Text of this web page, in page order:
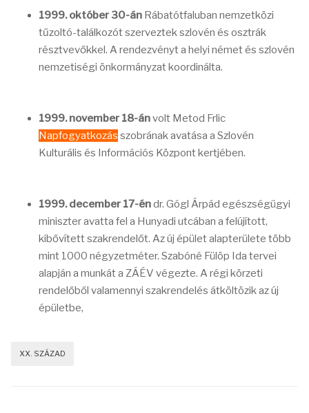
1999. október 30-án Rábatótfaluban nemzetközi
tűzoltó-találkozót szerveztek szlovén és osztrák
résztvevőkkel. A rendezvényt a helyi német és szlovén
nemzetiségi önkormányzat koordinálta.
1999. november 18-ánvolt Metod Frlic
Napfogyatkozás szobrának avatása a Szlovén
Kulturális és Információs Központ kertjében.
1999. december 17-éndr. Gógl Árpád egészségügyi
miniszter avatta fel a Hunyadi utcában a felújított,
kibővített szakrendelőt. Az új épület alapterülete több
mint 1000 négyzetméter. Szabóné Fülöp Ida tervei
alapján a munkát a ZÁÉV végezte. A régi körzeti
rendelőből valamennyi szakrendelés átköltözik az új
épületbe,
XX. SZÁZAD